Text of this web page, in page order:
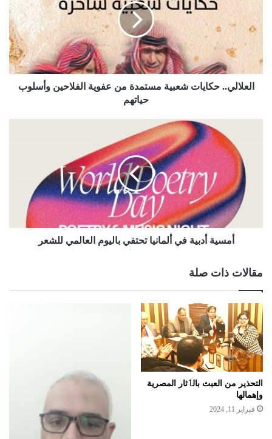
العلالي.. حكايات شعبية مستمدة من عفوية الفلاحين وأسلوب
حياتهم
أمسية أدبية في ألمانيا تحتفي باليوم العالمي للشعر
مقالات ذات صلة
التحذير من العبث بالٱثار المصرية
وإهمالها
فبراير 11, 2024